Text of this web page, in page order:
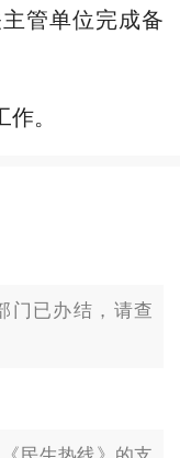
管单位完成备
。
门已办结，请查